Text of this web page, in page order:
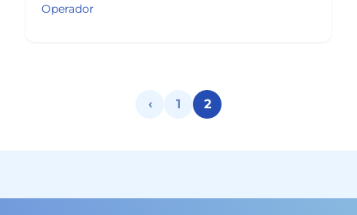
Operador
‹ 1 2